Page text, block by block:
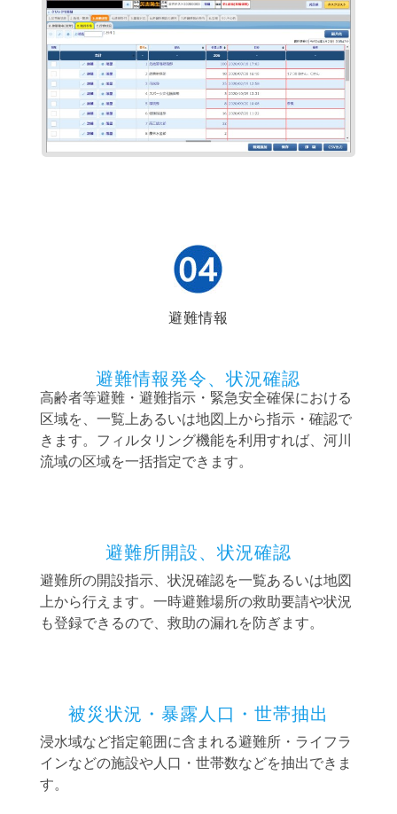
避難情報
避難情報発令、状況確認
高齢者等避難・避難指示・緊急安全確保における
区域を、一覧上あるいは地図上から指示・確認で
きます。フィルタリング機能を利用すれば、河川
流域の区域を一括指定できます。
避難所開設、状況確認
避難所の開設指示、状況確認を一覧あるいは地図
上から行えます。一時避難場所の救助要請や状況
も登録できるので、救助の漏れを防ぎます。
被災状況・暴露人口・世帯抽出
浸水域など指定範囲に含まれる避難所・ライフラ
インなどの施設や人口・世帯数などを抽出できま
す。